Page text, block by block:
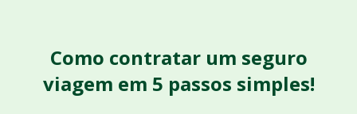
Como contratar um seguro
viagem em 5 passos simples!